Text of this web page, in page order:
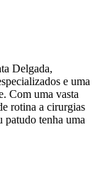
Delgada,
e uma
Com uma vasta
rotina a cirurgias
patudo tenha uma